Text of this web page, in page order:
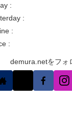
:
:
:
:
demura.netをフォ